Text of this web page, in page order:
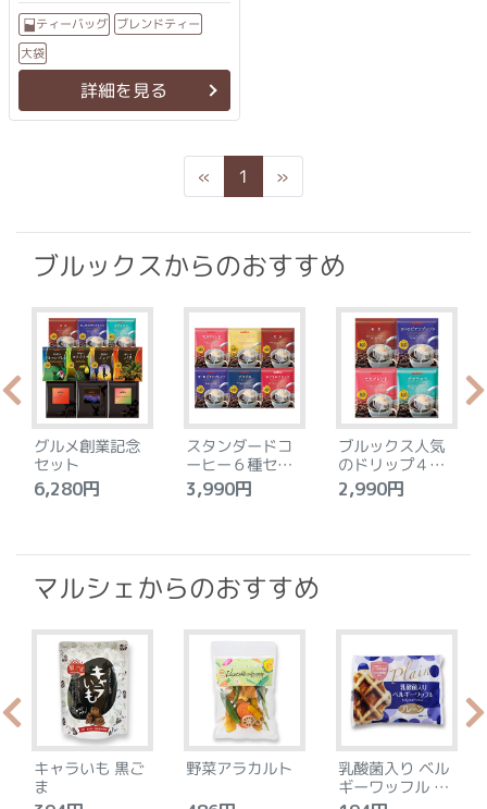
ティーバッグ ブレンドティー
大袋
詳細を見る
« Previous
1 »Next
ブルックスからのおすすめ
グルメ創業記念
セット
6,280円
スタンダードコ
ーヒー６種セッ
ト
3,990円
ブルックス人気
のドリップ４種
セット
2,990円
マルシェからのおすすめ
キャラいも 黒ご
ま
野菜アラカルト
乳酸菌入り ベル
ギーワッフル プ